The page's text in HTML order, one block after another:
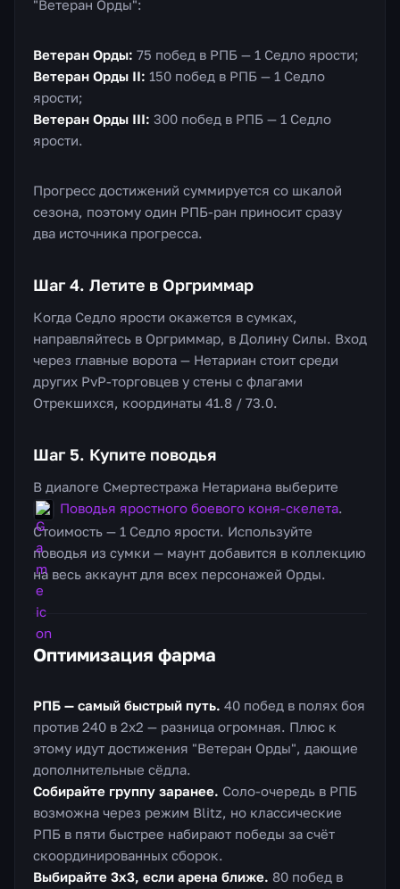
"Ветеран Орды":
Ветеран Орды: 75 побед в РПБ — 1 Седло ярости;
Ветеран Орды II: 150 побед в РПБ — 1 Седло
ярости;
Ветеран Орды III: 300 побед в РПБ — 1 Седло
ярости.
Прогресс достижений суммируется со шкалой
сезона, поэтому один РПБ-ран приносит сразу
два источника прогресса.
Шаг 4. Летите в Оргриммар
Когда Седло ярости окажется в сумках,
направляйтесь в Оргриммар, в Долину Силы. Вход
через главные ворота — Нетариан стоит среди
других PvP-торговцев у стены с флагами
Отрекшихся, координаты 41.8 / 73.0.
Шаг 5. Купите поводья
В диалоге Смертестража Нетариана выберите
Поводья яростного боевого коня-скелета.
Стоимость — 1 Седло ярости. Используйте
поводья из сумки — маунт добавится в коллекцию
на весь аккаунт для всех персонажей Орды.
Оптимизация фарма
РПБ — самый быстрый путь. 40 побед в полях боя
против 240 в 2х2 — разница огромная. Плюс к
этому идут достижения "Ветеран Орды", дающие
дополнительные сёдла.
Собирайте группу заранее. Соло-очередь в РПБ
возможна через режим Blitz, но классические
РПБ в пяти быстрее набирают победы за счёт
скоординированных сборок.
Выбирайте 3х3, если арена ближе. 80 побед в